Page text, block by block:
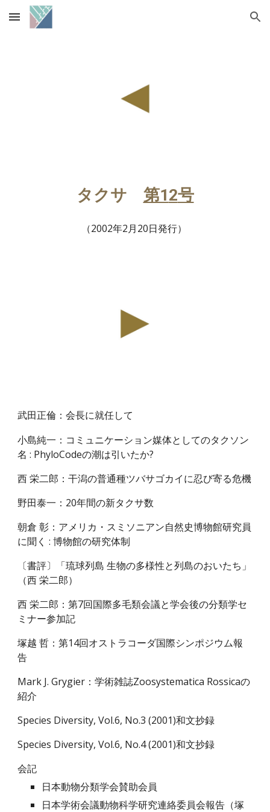
Skip to main content Skip to navigation
タクサ 第12号
（2002年2月20日発行）
武田正倫：会長に就任して
小島純一：コミュニケーション媒体としてのタクソン
名 : PhyloCodeの潮は引いたか?
西 栄二郎：干潟の普通種ツバサゴカイに忍び寄る危機
野田泰一：20年間の新タクサ数
朝倉 彰：アメリカ・スミソニアン自然史博物館研究員
に聞く : 博物館の研究体制
〔書評〕「琉球列島 生物の多様性と列島のおいたち」
（西 栄二郎）
西 栄二郎：第7回国際多毛類会議と学会後の分類学セ
ミナー参加記
塚越 哲：第14回オストラコーダ国際シンポジウム報
告
Mark J. Grygier：学術雑誌Zoosystematica Rossicaの
紹介
Species Diversity, Vol.6, No.3 (2001)和文抄録
Species Diversity, Vol.6, No.4 (2001)和文抄録
会記
日本動物分類学会賛助会員
日本学術会議動物科学研究連絡委員会報告（塚